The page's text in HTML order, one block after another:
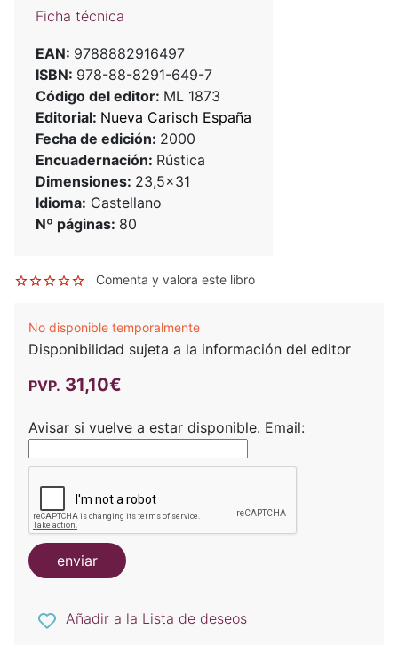
Ficha técnica
EAN: 9788882916497
ISBN: 978-88-8291-649-7
Código del editor: ML 1873
Editorial: Nueva Carisch España
Fecha de edición: 2000
Encuadernación: Rústica
Dimensiones: 23,5x31
Idioma: Castellano
Nº páginas: 80
Comenta y valora este libro
No disponible temporalmente
Disponibilidad sujeta a la información del editor
PVP. 31,10€
Avisar si vuelve a estar disponible. Email:
enviar
Añadir a la Lista de deseos